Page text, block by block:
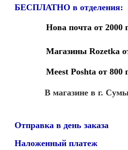
БЕСПЛАТНО в отделения:
Нова почта от 2000
Магазины Rozetka
Meest Poshta от 800
В магазине в г.
Отправка в день заказа
Наложенный платеж